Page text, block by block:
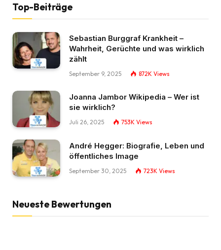
Top-Beiträge
Sebastian Burggraf Krankheit –
Wahrheit, Gerüchte und was wirklich
zählt
September 9, 2025 872K Views
Joanna Jambor Wikipedia – Wer ist
sie wirklich?
Juli 26, 2025 753K Views
André Hegger: Biografie, Leben und
öffentliches Image
September 30, 2025 723K Views
Neueste Bewertungen